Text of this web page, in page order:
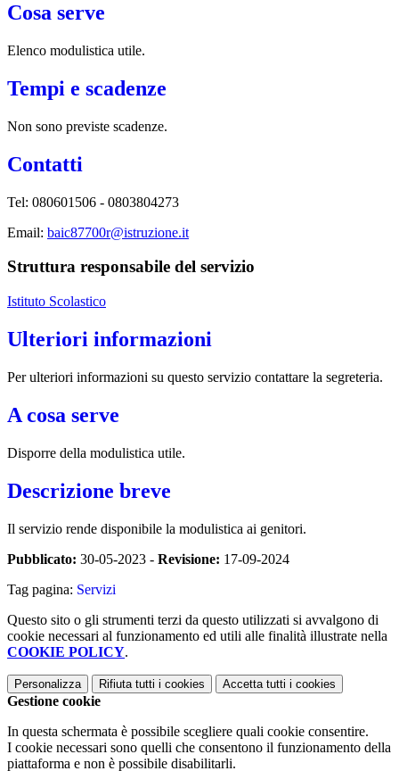
Cosa serve
Elenco modulistica utile.
Tempi e scadenze
Non sono previste scadenze.
Contatti
Tel: 080601506 - 0803804273
Email: baic87700r@istruzione.it
Struttura responsabile del servizio
Istituto Scolastico
Ulteriori informazioni
Per ulteriori informazioni su questo servizio contattare la segreteria.
A cosa serve
Disporre della modulistica utile.
Descrizione breve
Il servizio rende disponibile la modulistica ai genitori.
Pubblicato: 30-05-2023 - Revisione: 17-09-2024
Tag pagina: Servizi
Questo sito o gli strumenti terzi da questo utilizzati si avvalgono di
cookie necessari al funzionamento ed utili alle finalità illustrate nella
COOKIE POLICY.
Personalizza Rifiuta tutti i cookies Accetta tutti i cookies
Gestione cookie
In questa schermata è possibile scegliere quali cookie consentire.
I cookie necessari sono quelli che consentono il funzionamento della
piattaforma e non è possibile disabilitarli.